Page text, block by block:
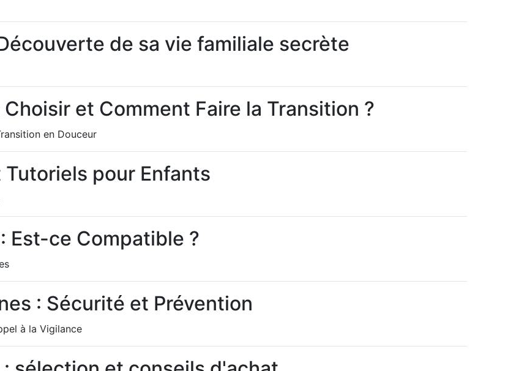
de sa vie familiale secrète
et Comment Faire la Transition ?
en Douceur
pour Enfants
Est-ce Compatible ?
: Sécurité et Prévention
à la Vigilance